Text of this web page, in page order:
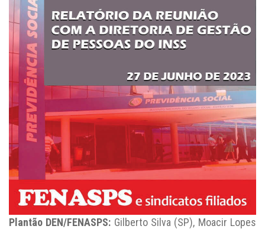
Plantão DEN/FENASPS: Gilberto Silva (SP), Moacir Lopes